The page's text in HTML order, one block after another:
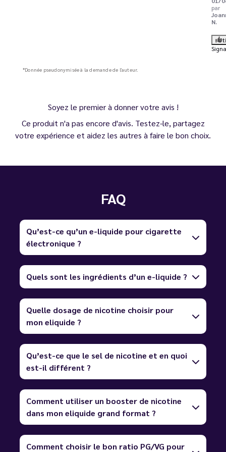
par
N.
*Donnée pseudonymisée à la demande de l'auteur.
Soyez le premier à donner votre avis !
Ce produit n'a pas encore d'avis. Testez-le, partagez
votre expérience et aidez les autres à faire le bon choix.
FAQ
Qu’est-ce qu’un e-liquide pour cigarette
électronique ?
Quels sont les ingrédients d’un e-liquide ?
Quelle dosage de nicotine choisir pour
mon eliquide ?
Qu’est-ce que le sel de nicotine et en quoi
est-il différent ?
Comment utiliser un booster de nicotine
dans mon eliquide grand format ?
Comment choisir le bon ratio PG/VG pour